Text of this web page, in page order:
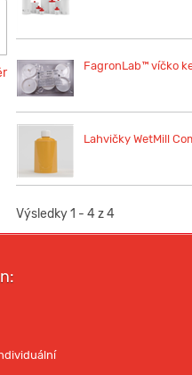
FagronLab™ víčko
Lahvičky WetMill
Výsledky 1 - 4 z 4